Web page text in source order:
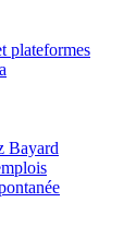
plateformes
Bayard